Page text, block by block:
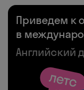
Приведем к
в
Английский